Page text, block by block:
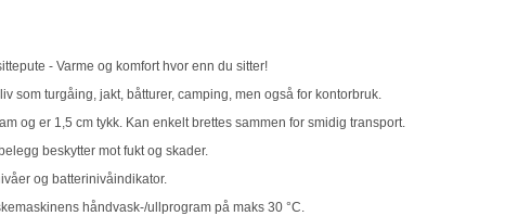
- Varme og komfort hvor enn du sitter!
som turgåing, jakt, båtturer, camping, men også for kontorbruk.
og er 1,5 cm tykk. Kan enkelt brettes sammen for smidig transport.
beskytter mot fukt og skader.
og batterinivåindikator.
håndvask-/ullprogram på maks 30 °C.